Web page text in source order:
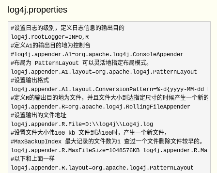
log4j.properties
#设置日志的级别，定义日志信息的输出目的
log4j.rootLogger=INFO,R
#定义A1的输出目的地为控制台
#log4j.appender.A1=org.apache.log4j.ConsoleAppender
#布局为 PatternLayout 可以灵活地指定布局模式。
log4j.appender.A1.layout=org.apache.log4j.PatternLayout
#设置输出格式
log4j.appender.A1.layout.ConversionPattern=%-d{yyyy-MM-dd
#定义R的输出目的地为文件，并且文件大小到达指定尺寸的时候产生一个新的文
log4j.appender.R=org.apache.log4j.RollingFileAppender
#设置输出的文件地址
log4j.appender.R.File=D:\\log4j\\Log4j.log
#设置文件大小伟100 kb 文件到达100时，产生一个新文件，
#MaxBackupIndex 最大记录的文件数为1 查过一个文件删除文件较早的。
log4j.appender.R.MaxFileSize=1048576KB
#以下和上面一样
log4j.appender.R.layout=org.apache.log4j.PatternLayout